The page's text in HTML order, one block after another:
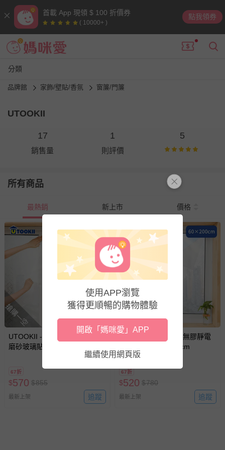
首載 App 現領 $ 100 折價券
( 10000+ )
點我領券
分類
品牌館 家飾/壁貼/香氛 窗簾/門簾
UTOOKII
17
銷售量
1
則評價
5
所有商品
最熱銷 新上市 價格
搶購一空
UTOOKII - 遮光防窺無膠靜電
磨砂玻璃貼-90x200cm
67折
$570 $855
最新上架 追蹤
搶購一空
UTOOKII - 遮光防窺無膠靜電
磨砂玻璃貼-60x200cm
67折
$520 $780
最新上架 追蹤
使用APP瀏覽
獲得更順暢的購物體驗
開啟「媽咪愛」APP
繼續使用網頁版